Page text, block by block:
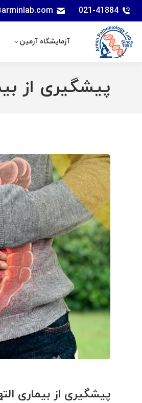
021-41884
آزمایشگاه آرمین
پیشگیری از
پیشگیری از بیماری
آزمایشگاه آرمین